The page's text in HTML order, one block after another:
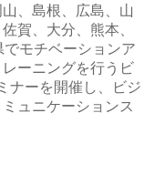
、島根、広島、山
賀、大分、熊本、
モチベーションア
ーニングを行うビ
ナーを開催し、ビジ
ュニケーションス